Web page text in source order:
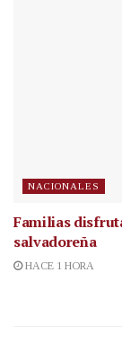
NACIONALES
Familias
salvadoreña
HACE 1 HORA